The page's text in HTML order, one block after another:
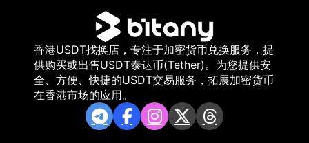
香港USDT找换店，专注于加密货币兑换服务，提
供购买或出售USDT泰达币(Tether)。为您提供安
全、方便、快捷的USDT交易服务，拓展加密货币
在香港市场的应用。